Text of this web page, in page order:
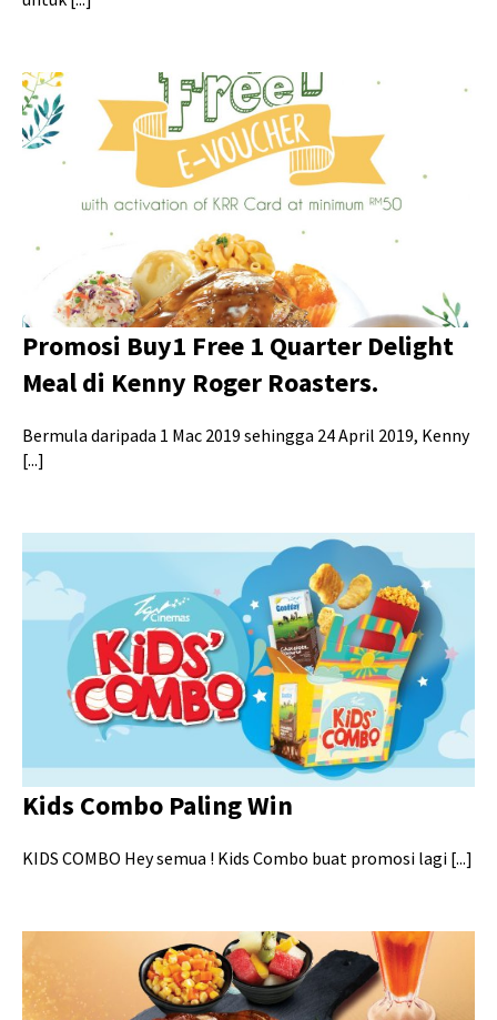
Promosi Buy1 Free 1 Quarter Delight
Meal di Kenny Roger Roasters.
Bermula daripada 1 Mac 2019 sehingga 24 April 2019, Kenny
[...]
Kids Combo Paling Win
KIDS COMBO Hey semua ! Kids Combo buat promosi lagi [...]